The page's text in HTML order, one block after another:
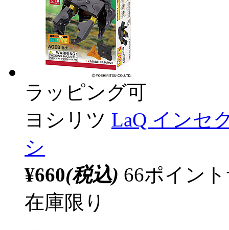
ラッピング可
ヨシリツ LaQ インセ
シ
¥660(税込) 66ポイン
在庫限り